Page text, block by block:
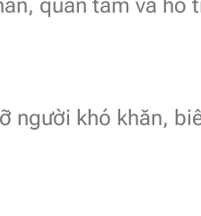
quan tâm và hỗ
người khó khăn,